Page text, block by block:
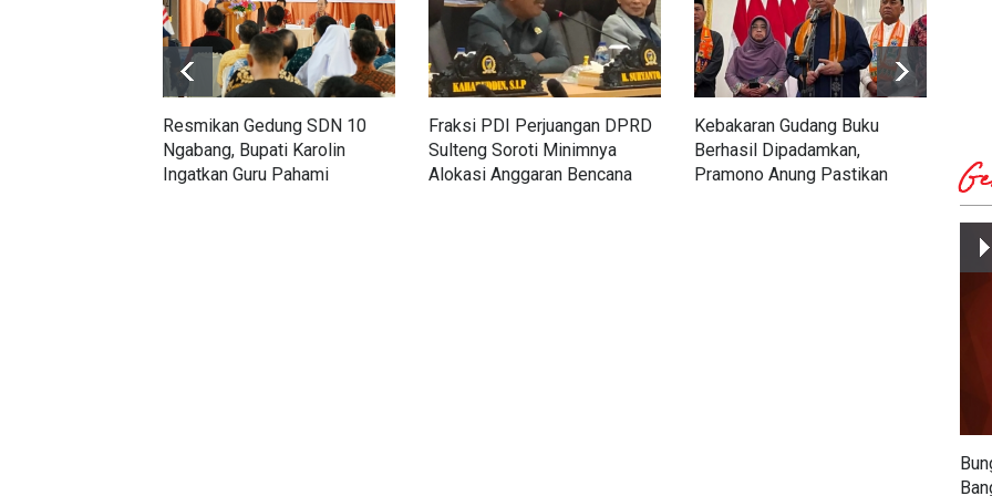
Resmikan Gedung SDN 10
Ngabang, Bupati Karolin
Ingatkan Guru Pahami
Fraksi PDI Perjuangan DPRD
Sulteng Soroti Minimnya
Alokasi Anggaran Bencana
Kebakaran Gudang Buku
Berhasil Dipadamkan,
Pramono Anung Pastikan
dan